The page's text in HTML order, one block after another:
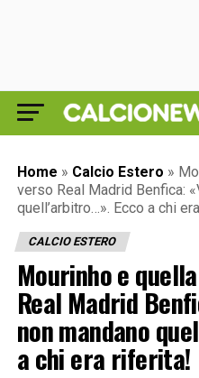
Home » Calcio Estero »
verso Real Madrid Benfica:
quell’arbitro…». Ecco a chi
CALCIO ESTERO
Mourinho e
Real Madrid
non mandano
a chi era riferita!